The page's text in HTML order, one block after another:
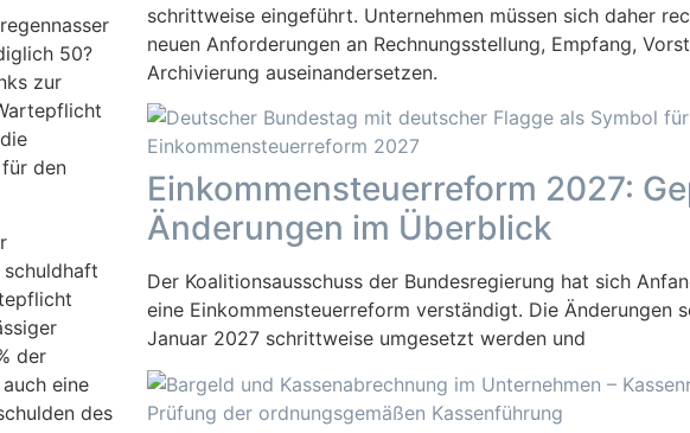
50?
zur
den
der
eine
des
schrittweise eingeführt. Unternehmen müssen sich daher
neuen Anforderungen an Rechnungsstellung, Empfang,
Archivierung auseinandersetzen.
Einkommensteuerreform 2027:
Änderungen im Überblick
Der Koalitionsausschuss der Bundesregierung hat sich
eine Einkommensteuerreform verständigt. Die Änderungen
Januar 2027 schrittweise umgesetzt werden und